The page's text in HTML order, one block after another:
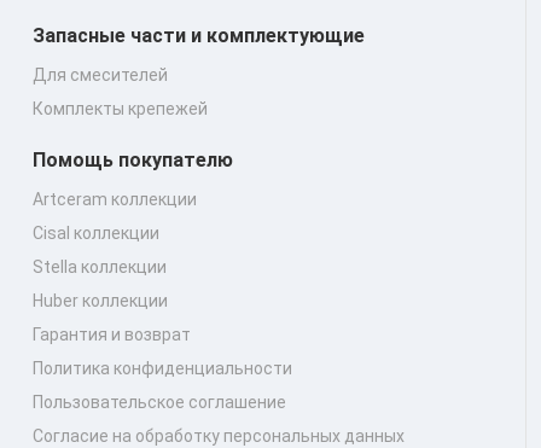
Запасные части и комплектующие
Для смесителей
Комплекты крепежей
Помощь покупателю
Artceram коллекции
Cisal коллекции
Stella коллекции
Huber коллекции
Гарантия и возврат
Политика конфиденциальности
Пользовательское соглашение
Согласие на обработку персональных данных